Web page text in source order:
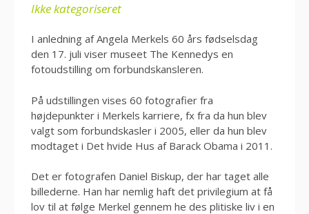
Ikke kategoriseret
I anledning af Angela Merkels 60 års fødselsdag
den 17. juli viser museet The Kennedys en
fotoudstilling om forbundskansleren.
På udstillingen vises 60 fotografier fra
højdepunkter i Merkels karriere, fx fra da hun blev
valgt som forbundskasler i 2005, eller da hun blev
modtaget i Det hvide Hus af Barack Obama i 2011.
Det er fotografen Daniel Biskup, der har taget alle
billederne. Han har nemlig haft det privilegium at få
lov til at følge Merkel gennem he des plitiske liv i en